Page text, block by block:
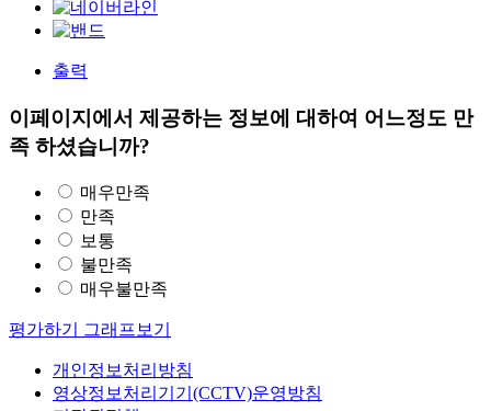
출력
이페이지에서 제공하는 정보에 대하여 어느정도 만
족 하셨습니까?
매우만족
만족
보통
불만족
매우불만족
평가하기 그래프보기
개인정보처리방침
영상정보처리기기(CCTV)운영방침